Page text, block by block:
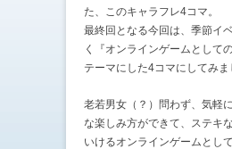
た、このキャラフレ4コマ。
最終回となる今回は、季節イ
く『オンラインゲームとして
テーマにした4コマにしてみま
老若男女（？）問わず、気軽
な楽しみ方ができて、ステキ
いけるオンラインゲームとし